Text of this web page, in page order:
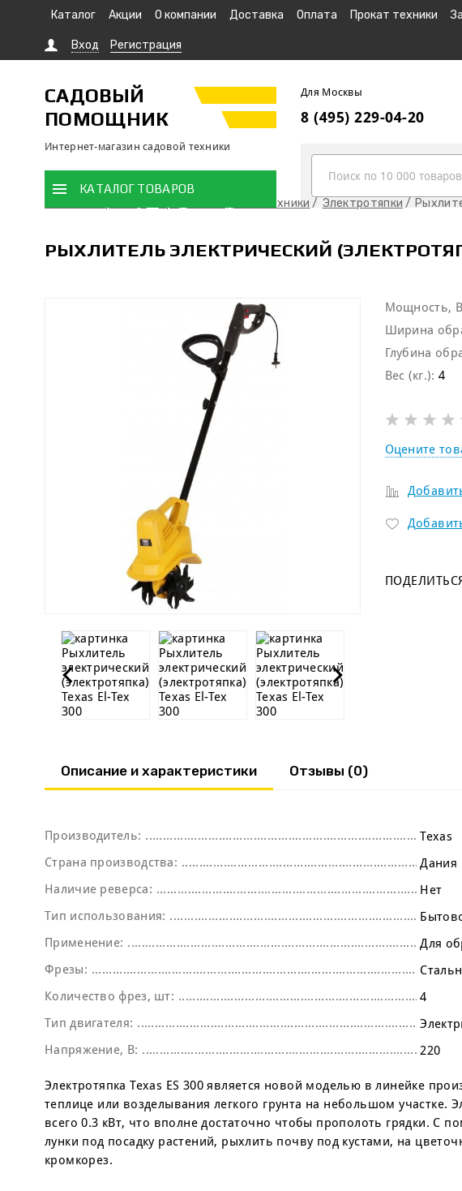
Каталог Акции О компании Доставка Оплата Прокат техники
Вход Регистрация
САДОВЫЙ
ПОМОЩНИК
Интернет-магазин садовой техники
Для Москвы
8 (495) 229-04-20
КАТАЛОГ ТОВАРОВ
Продажа садовой техники Электротяпки
РЫХЛИТЕЛЬ ЭЛЕКТРИЧЕСКИЙ
Мощность,
Ширина
Глубина
Вес (кг.): 4
Оцените
Описание и характеристики Отзывы (0)
Производитель:
Texas
Страна производства:
Дания
Наличие реверса:
Нет
Тип использования:
Применение:
Для
Фрезы:
Количество фрез, шт:
4
Тип двигателя:
Напряжение, В:
220
Электротяпка Texas ES 300 является новой моделью в линейке
теплице или возделывания легкого грунта на небольшом участке.
всего 0.3 кВт, что вполне достаточно чтобы прополоть грядки. С
лунки под посадку растений, рыхлить почву под кустами, на
кромкорез.